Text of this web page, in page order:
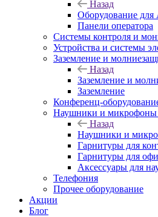
Назад
Оборудование
Панели оператора
Системы контроля и
Устройства и системы
Заземление и
Назад
Заземление и
Заземление
Конференц-
Наушники и микрофоны
Назад
Наушники и
Гарнитуры для
Гарнитуры для
Аксессуары для
Телефония
Прочее оборудование
Акции
Блог